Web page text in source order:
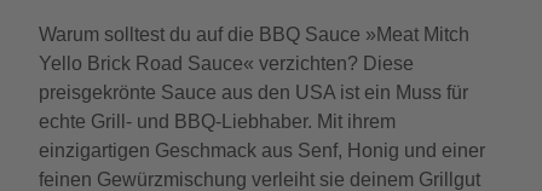
Warum solltest du auf die BBQ Sauce »Meat Mitch
Yello Brick Road Sauce« verzichten? Diese
preisgekrönte Sauce aus den USA ist ein Muss für
echte Grill- und BBQ-Liebhaber. Mit ihrem
einzigartigen Geschmack aus Senf, Honig und einer
feinen Gewürzmischung verleiht sie deinem Grillgut